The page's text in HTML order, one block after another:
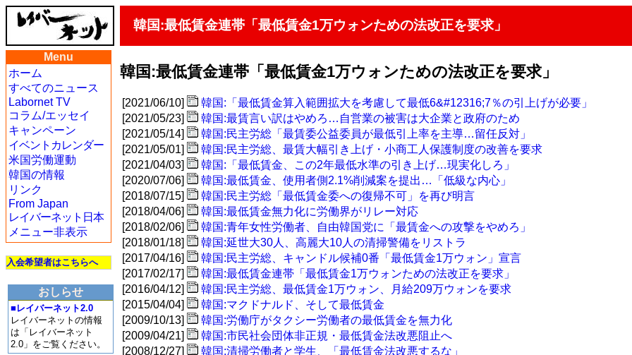
韓国:最低賃金連帯「最低賃金1万ウォンための法改正を要求」
Menu
ホーム
すべてのニュース
Labornet TV
コラム/エッセイ
キャンペーン
イベントカレンダー
米国労働運動
韓国の情報
リンク
From Japan
レイバーネット日本
メニュー非表示
入会希望者はこちらへ
おしらせ
■レイバーネット2.0
レイバーネットの情報
は「レイバーネット
2.0」をご覧ください。
韓国:最低賃金連帯「最低賃金1万ウォンための法改正を要求」
[2021/06/10]
韓国:「最低賃金算入範囲拡大を考慮して最低6&#12316;7％の引上げが必要」
[2021/05/23]
韓国:最賃言い訳はやめろ…自営業の被害は大企業と政府のため
[2021/05/14]
韓国:民主労総「最賃委公益委員が最低引上率を主導…留任反対」
[2021/05/01]
韓国:民主労総、最賃大幅引き上げ・小商工人保護制度の改善を要求
[2021/04/03]
韓国:「最低賃金、この2年最低水準の引き上げ…現実化しろ」
[2020/07/06]
韓国:最低賃金、使用者側2.1%削減案を提出…「低級な内心」
[2018/07/15]
韓国:民主労総「最低賃金委への復帰不可」を再び明言
[2018/04/06]
韓国:最低賃金無力化に労働界がリレー対応
[2018/02/06]
韓国:青年女性労働者、自由韓国党に「最賃金への攻撃をやめろ」
[2018/01/18]
韓国:延世大30人、高麗大10人の清掃警備をリストラ
[2017/04/16]
韓国:民主労総、キャンドル候補0番「最低賃金1万ウォン」宣言
[2017/02/17]
韓国:最低賃金連帯「最低賃金1万ウォンための法改正を要求」
[2016/04/12]
韓国:民主労総、最低賃金1万ウォン、月給209万ウォンを要求
[2015/04/04]
韓国:マクドナルド、そして最低賃金
[2009/10/13]
韓国:労働庁がタクシー労働者の最低賃金を無力化
[2009/04/21]
韓国:市民社会団体非正規・最低賃金法改悪阻止へ
[2008/12/27]
韓国:清掃労働者と学生、「最低賃金法改悪するな」